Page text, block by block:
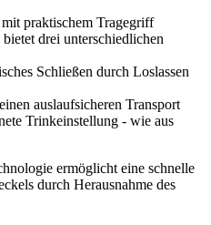
praktischem Tragegriff
drei unterschiedlichen
Schließen durch Loslassen
auslaufsicheren Transport
Trinkeinstellung - wie aus
ermöglicht eine schnelle
durch Herausnahme des